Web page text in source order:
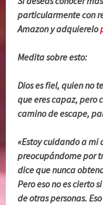
particularmente con
Amazon y adquierelo
Medita sobre esto:
Dios es fiel, quien no
que eres capaz, pero
camino de escape,
«Estoy cuidando a mi
preocupándome por
dice que nunca
Pero eso no es cierto
de otras personas.